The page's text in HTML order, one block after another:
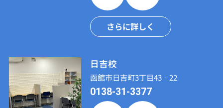
さらに詳しく
日吉校
函館市日吉町3丁目43‐22
0138-31-3377